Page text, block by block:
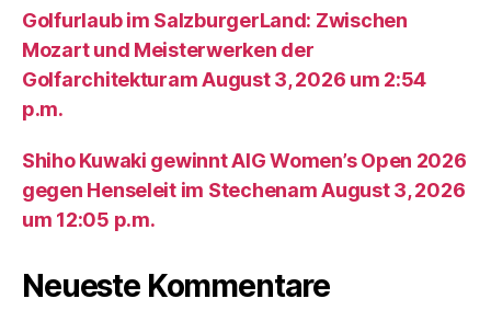
Golfurlaub im SalzburgerLand: Zwischen
Mozart und Meisterwerken der
Golfarchitekturam August 3, 2026 um 2:54
p.m.
Shiho Kuwaki gewinnt AIG Women’s Open 2026
gegen Henseleit im Stechenam August 3, 2026
um 12:05 p.m.
Neueste Kommentare